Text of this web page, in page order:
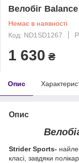
Велобіг
Немає в наявності
Код: ND1SD1267
1 630 ₴
Опис
Опис
Strider Sports-
класі, завдяки